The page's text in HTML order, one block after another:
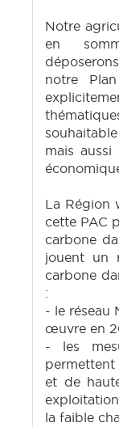
Notre
en
notre
mais aussi
La Région
cette PAC
carbone
jouent un
carbone
:
- le réseau
œuvre en
- les
et de
la faible